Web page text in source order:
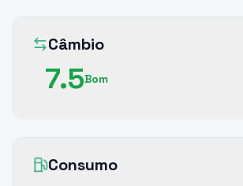
Câmbio
7.5Bom
Consumo